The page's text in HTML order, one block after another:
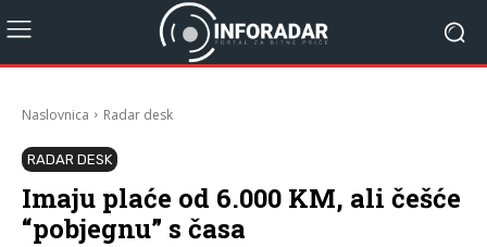
Naslovnica Radar desk
RADAR DESK
Imaju plaće od 6.000 KM, ali češće
“pobjegnu” s časa